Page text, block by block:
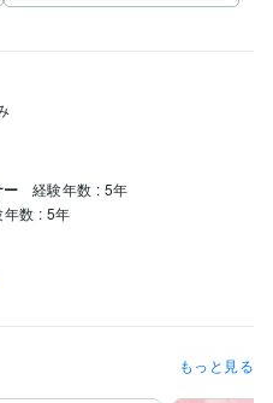
経験年数 : 5年
年数 : 5年
もっと見る